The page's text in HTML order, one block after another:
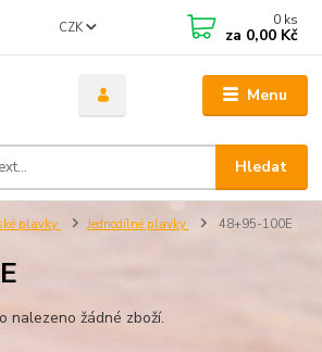
Menu
CZK
Hledat
0 ks
za 0,00 Kč
plavky Jednodílné plavky 48+95-100E
nalezeno žádné zboží.